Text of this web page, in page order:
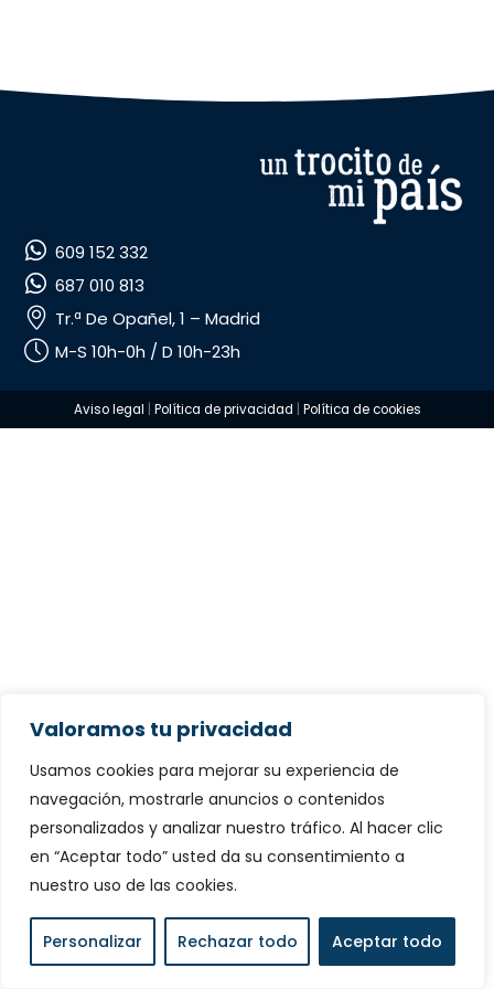
Valoramos tu privacidad
Usamos cookies para mejorar su experiencia de
navegación, mostrarle anuncios o contenidos
personalizados y analizar nuestro tráfico. Al hacer clic
en “Aceptar todo” usted da su consentimiento a
nuestro uso de las cookies.
Personalizar Rechazar todo Aceptar todo
609 152 332
687 010 813
Tr.ª De Opañel, 1 – Madrid
M-S 10h-0h / D 10h-23h
Aviso legal Política de privacidad Política de cookies